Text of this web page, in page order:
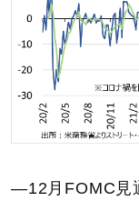
―12月FOMC見